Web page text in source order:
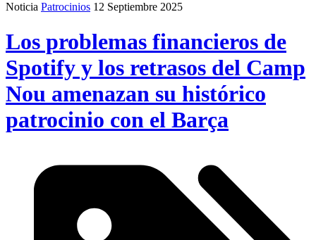
Noticia Patrocinios 12 Septiembre 2025
Los problemas financieros de
Spotify y los retrasos del Camp
Nou amenazan su histórico
patrocinio con el Barça